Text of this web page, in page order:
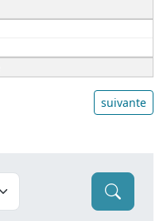
suivante